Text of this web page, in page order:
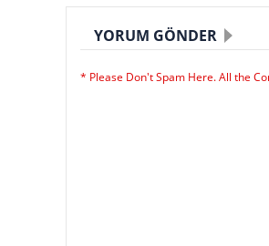
YORUM GÖNDER
* Please Don't Spam Here. All the